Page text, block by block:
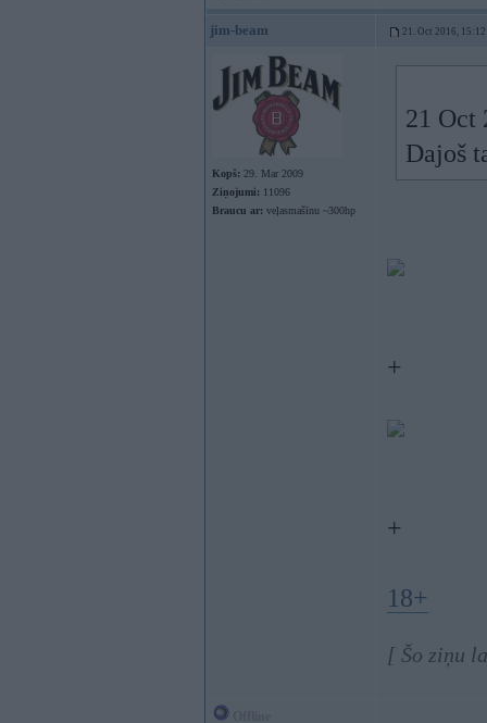
jim-beam 21. Oct 2016, 15:12
Kopš: 29. Mar 2009
Ziņojumi: 11096
Braucu ar: veļasmašīnu ~300hp
21 Oct
Dajoš
+
+
18+
[ Šo ziņu